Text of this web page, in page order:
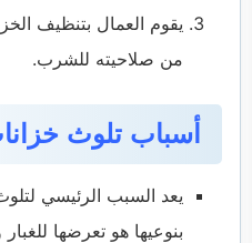
يقوم العمال بتنظيف
من صلاحيته للشرب.
أسباب تلوث
يعد السبب الرئيسي
بنوعيها هو تعرضها